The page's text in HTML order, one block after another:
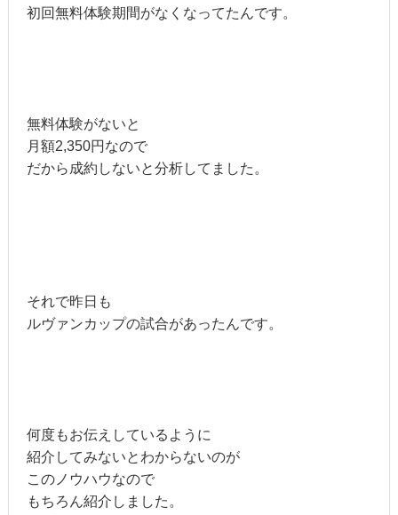
初回無料体験期間がなくなってたんです。
無料体験がないと
月額2,350円なので
だから成約しないと分析してました。
それで昨日も
ルヴァンカップの試合があったんです。
何度もお伝えしているように
紹介してみないとわからないのが
このノウハウなので
もちろん紹介しました。